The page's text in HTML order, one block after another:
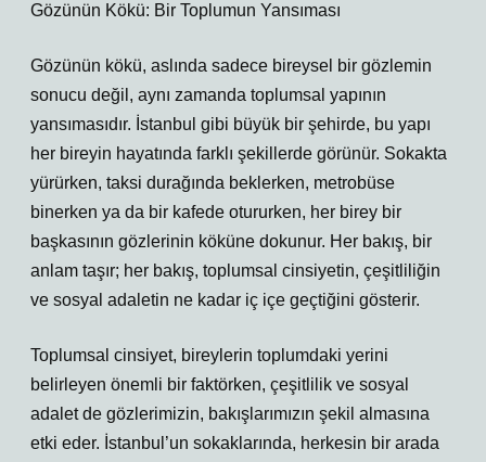
Gözünün Kökü: Bir Toplumun Yansıması
Gözünün kökü, aslında sadece bireysel bir gözlemin
sonucu değil, aynı zamanda toplumsal yapının
yansımasıdır. İstanbul gibi büyük bir şehirde, bu yapı
her bireyin hayatında farklı şekillerde görünür. Sokakta
yürürken, taksi durağında beklerken, metrobüse
binerken ya da bir kafede otururken, her birey bir
başkasının gözlerinin köküne dokunur. Her bakış, bir
anlam taşır; her bakış, toplumsal cinsiyetin, çeşitliliğin
ve sosyal adaletin ne kadar iç içe geçtiğini gösterir.
Toplumsal cinsiyet, bireylerin toplumdaki yerini
belirleyen önemli bir faktörken, çeşitlilik ve sosyal
adalet de gözlerimizin, bakışlarımızın şekil almasına
etki eder. İstanbul’un sokaklarında, herkesin bir arada